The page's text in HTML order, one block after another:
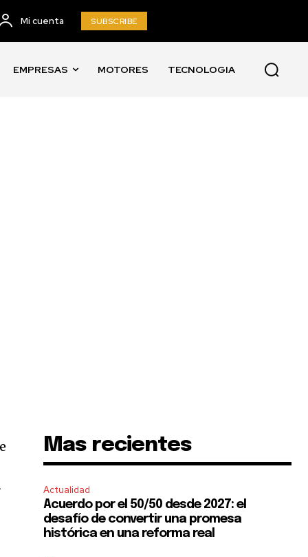
Mi cuenta SUBSCRIBE
EMPRESAS MOTORES TECNOLOGIA
Mas recientes
Actualidad
Acuerdo por el 50/50 desde 2027: el
desafío de convertir una promesa
histórica en una reforma real